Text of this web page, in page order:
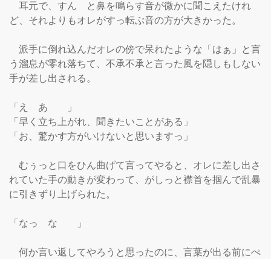
耳元で、すん　と鼻を鳴らす音が微かに聞こえたけれ
ど、それよりもオレがすっ転ぶ音の方が大きかった。
派手に倒れ込んだオレの傍で呆れたような「はぁ」と言
う溜息が零れ落ちて、不承不承と言った風を隠しもしない
手が差し出される。
「え　あ　　」
「早く立ち上がれ、聞きたいことがある」
「お、驚かす方がいけないと思いますっ」
むぅっと口をひん曲げて言ってやると、オレに差し出さ
れていた手の動きが変わって、がしっと襟首を掴んで乱暴
に引きずり上げられた。
「なっ　な　　」
何か言い返してやろうと思ったのに、言葉が出る前にぺ